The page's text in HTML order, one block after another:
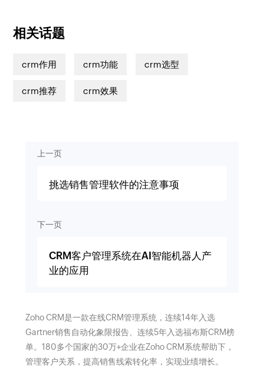
相关话题
crm作用 crm功能 crm选型
crm推荐 crm效果
上一页
挑选销售管理软件的注意事项
下一页
CRM客户管理系统在AI智能机器人产
业的应用
Zoho CRM是一款在线CRM管理系统，连续14年入选
Gartner销售自动化象限报告、连续5年入选福布斯CRM榜
单。180多个国家的30万+企业在Zoho CRM系统帮助下，
管理客户关系，提高销售线索转化率，实现业绩增长。